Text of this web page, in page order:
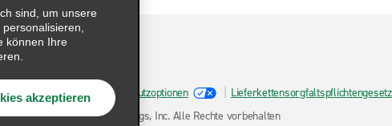
Richtlinie Datenschutzoptionen
© 2026 Enterprise Holdings, Inc. Alle Rechte vorbehalten
sind, um unsere
können Ihre
akzeptieren